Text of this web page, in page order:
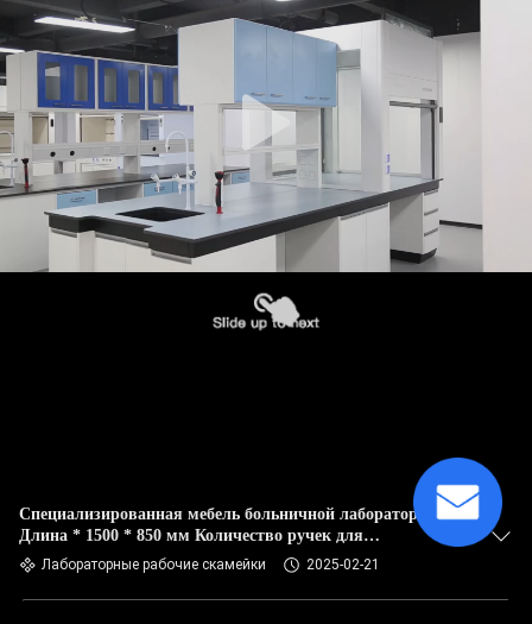
Специализированная мебель больничной лаборатории
Длина * 1500 * 850 мм Количество ручек для
индивидуальных лабораторных решений
Лабораторные рабочие скамейки 2025-02-21